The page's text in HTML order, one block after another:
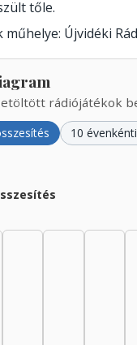
tőle.
Újvidéki
rádiójátékok
10